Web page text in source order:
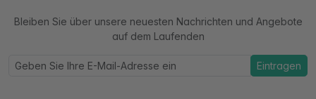
Bleiben Sie über unsere neuesten Nachrichten und Angebote
auf dem Laufenden
Eintragen